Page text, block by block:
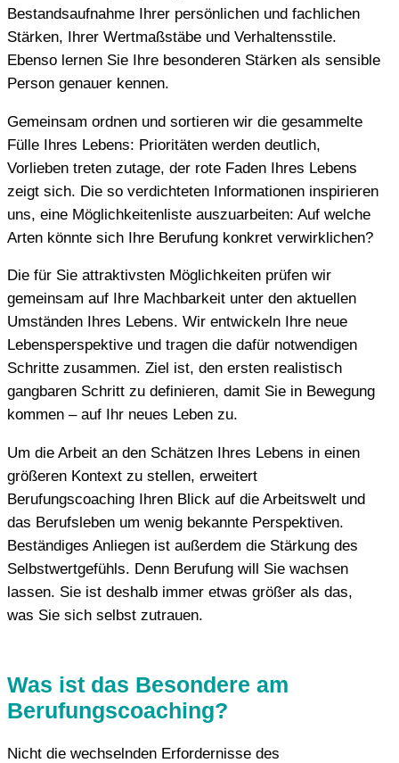
Bestandsaufnahme Ihrer persönlichen und fachlichen
Stärken, Ihrer Wertmaßstäbe und Verhaltensstile.
Ebenso lernen Sie Ihre besonderen Stärken als sensible
Person genauer kennen.
Gemeinsam ordnen und sortieren wir die gesammelte
Fülle Ihres Lebens: Prioritäten werden deutlich,
Vorlieben treten zutage, der rote Faden Ihres Lebens
zeigt sich. Die so verdichteten Informationen inspirieren
uns, eine Möglichkeitenliste auszuarbeiten: Auf welche
Arten könnte sich Ihre Berufung konkret verwirklichen?
Die für Sie attraktivsten Möglichkeiten prüfen wir
gemeinsam auf Ihre Machbarkeit unter den aktuellen
Umständen Ihres Lebens. Wir entwickeln Ihre neue
Lebensperspektive und tragen die dafür notwendigen
Schritte zusammen. Ziel ist, den ersten realistisch
gangbaren Schritt zu definieren, damit Sie in Bewegung
kommen – auf Ihr neues Leben zu.
Um die Arbeit an den Schätzen Ihres Lebens in einen
größeren Kontext zu stellen, erweitert
Berufungscoaching Ihren Blick auf die Arbeitswelt und
das Berufsleben um wenig bekannte Perspektiven.
Beständiges Anliegen ist außerdem die Stärkung des
Selbstwertgefühls. Denn Berufung will Sie wachsen
lassen. Sie ist deshalb immer etwas größer als das,
was Sie sich selbst zutrauen.
Was ist das Besondere am
Berufungscoaching?
Nicht die wechselnden Erfordernisse des